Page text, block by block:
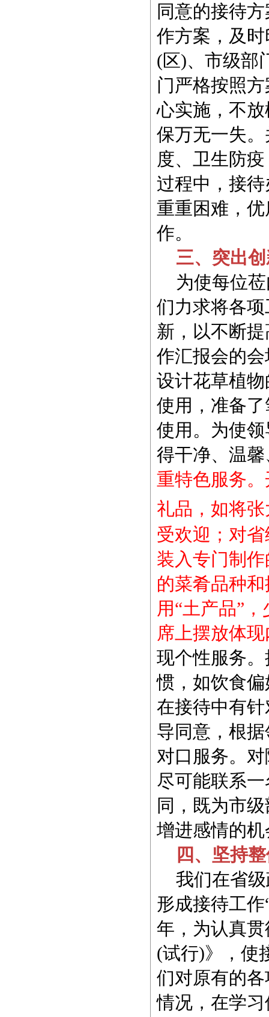
同意的接待
作方案，及
(区)、市级部
门严格按照
心实施，不
保万无一失
度、卫生防
过程中，接
重重困难，
作。
三、突出创
为使每位莅
们力求将各
新，以不断
作汇报会的
设计花草植
使用，准备
使用。为使
得干净、温
重特色服务
礼品，如将
受欢迎；对
装入专门制
的菜肴品种
用“土产品”
席上摆放体
现个性服务
惯，如饮食
在接待中有
导同意，根
对口服务。
尽可能联系
同，既为市
增进感情的
四、坚持整
我们在省级
形成接待工
年，为认真
(试行)》，使
们对原有的
情况，在学